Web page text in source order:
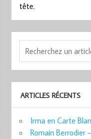
tête.
ARTICLES RÉCENTS
Irma en Carte
Romain Berrodier